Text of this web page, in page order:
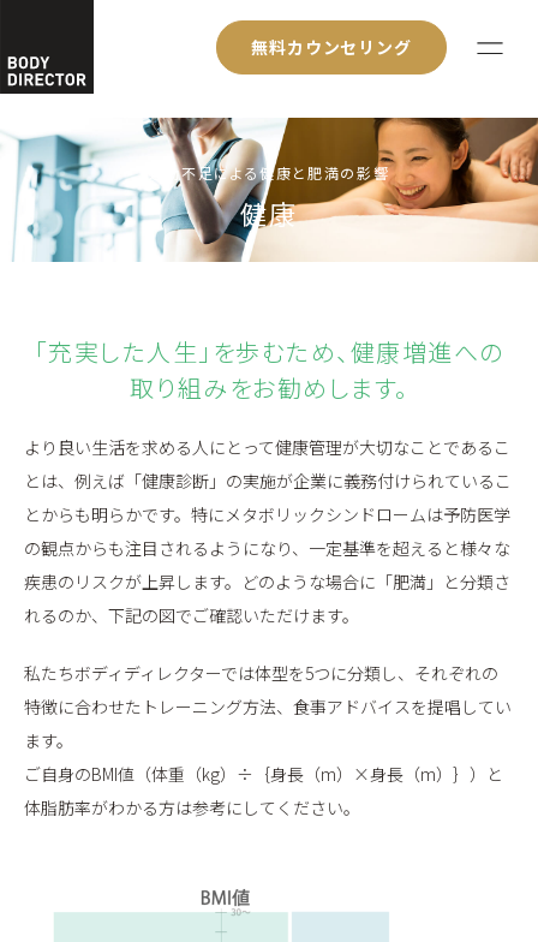
無料カウンセリング
運動不足による健康と肥満の影響
健康
「充実した人生」を歩むため、健康増進への
取り組みをお勧めします。
より良い生活を求める人にとって健康管理が大切なことであるこ
とは、例えば「健康診断」の実施が企業に義務付けられているこ
とからも明らかです。特にメタボリックシンドロームは予防医学
の観点からも注目されるようになり、一定基準を超えると様々な
疾患のリスクが上昇します。どのような場合に「肥満」と分類さ
れるのか、下記の図でご確認いただけます。
私たちボディディレクターでは体型を5つに分類し、それぞれの
特徴に合わせたトレーニング方法、食事アドバイスを提唱してい
ます。
ご自身のBMI値（体重（kg）÷｛身長（m）×身長（m）｝）と
体脂肪率がわかる方は参考にしてください。